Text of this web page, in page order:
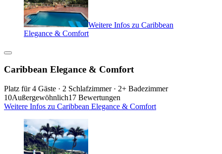
Weitere Infos zu Caribbean
Elegance & Comfort
Caribbean Elegance & Comfort
Platz für 4 Gäste · 2 Schlafzimmer · 2+ Badezimmer
10Außergewöhnlich17 Bewertungen
Weitere Infos zu Caribbean Elegance & Comfort